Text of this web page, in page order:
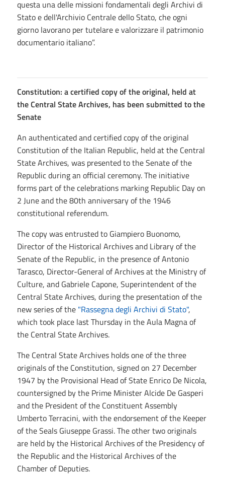
questa una delle missioni fondamentali degli Archivi di
Stato e dell'Archivio Centrale dello Stato, che ogni
giorno lavorano per tutelare e valorizzare il patrimonio
documentario italiano”.
Constitution: a certified copy of the original, held at
the Central State Archives, has been submitted to the
Senate
An authenticated and certified copy of the original
Constitution of the Italian Republic, held at the Central
State Archives, was presented to the Senate of the
Republic during an official ceremony. The initiative
forms part of the celebrations marking Republic Day on
2 June and the 80th anniversary of the 1946
constitutional referendum.
The copy was entrusted to Giampiero Buonomo,
Director of the Historical Archives and Library of the
Senate of the Republic, in the presence of Antonio
Tarasco, Director-General of Archives at the Ministry of
Culture, and Gabriele Capone, Superintendent of the
Central State Archives, during the presentation of the
new series of the "Rassegna degli Archivi di Stato",
which took place last Thursday in the Aula Magna of
the Central State Archives.
The Central State Archives holds one of the three
originals of the Constitution, signed on 27 December
1947 by the Provisional Head of State Enrico De Nicola,
countersigned by the Prime Minister Alcide De Gasperi
and the President of the Constituent Assembly
Umberto Terracini, with the endorsement of the Keeper
of the Seals Giuseppe Grassi. The other two originals
are held by the Historical Archives of the Presidency of
the Republic and the Historical Archives of the
Chamber of Deputies.